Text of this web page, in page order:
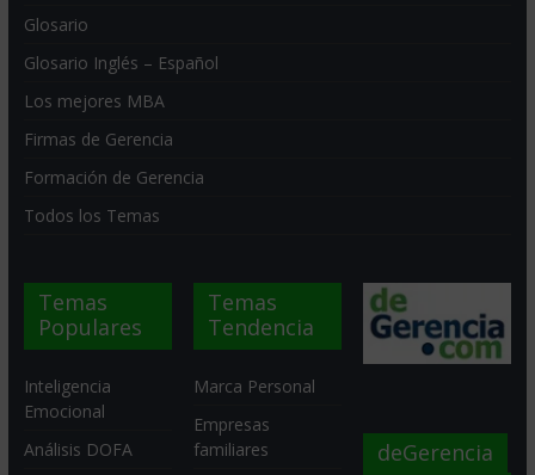
Glosario
Glosario Inglés – Español
Los mejores MBA
Firmas de Gerencia
Formación de Gerencia
Todos los Temas
Temas
Populares
Inteligencia
Emocional
Análisis DOFA
Temas
Tendencia
Marca Personal
Empresas
familiares
deGerencia